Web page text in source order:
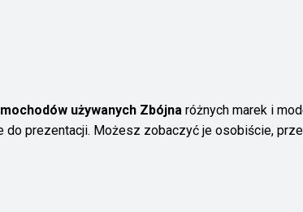
używanych Zbójna różnych marek i
prezentacji. Możesz zobaczyć je osobiście,